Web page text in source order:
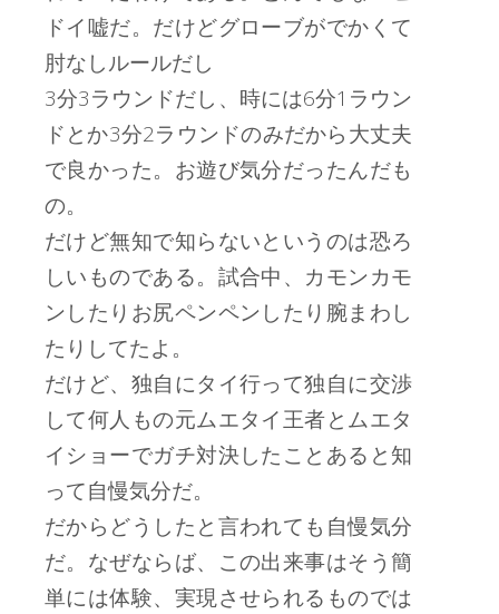
ドイ嘘だ。だけどグローブがでかくて
肘なしルールだし
3分3ラウンドだし、時には6分1ラウン
ドとか3分2ラウンドのみだから大丈夫
で良かった。お遊び気分だったんだも
の。
だけど無知で知らないというのは恐ろ
しいものである。試合中、カモンカモ
ンしたりお尻ペンペンしたり腕まわし
たりしてたよ。
だけど、独自にタイ行って独自に交渉
して何人もの元ムエタイ王者とムエタ
イショーでガチ対決したことあると知
って自慢気分だ。
だからどうしたと言われても自慢気分
だ。なぜならば、この出来事はそう簡
単には体験、実現させられるものでは